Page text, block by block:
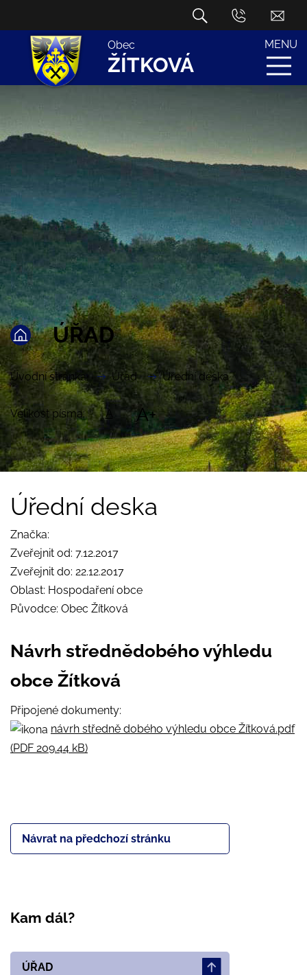
Obec
ŽÍTKOVÁ
MENU
ÚŘAD
Úvodní stránka Úřad Úřední deska
Velikost písma: A A+
Úřední deska
Značka:
Zveřejnit od: 7.12.2017
Zveřejnit do: 22.12.2017
Oblast: Hospodaření obce
Původce: Obec Žítková
Návrh střednědobého výhledu
obce Žítková
Připojené dokumenty:
návrh středně dobého výhledu obce Žítková.pdf
(PDF 209.44 kB)
Návrat na předchozí stránku
Kam dál?
ÚŘAD